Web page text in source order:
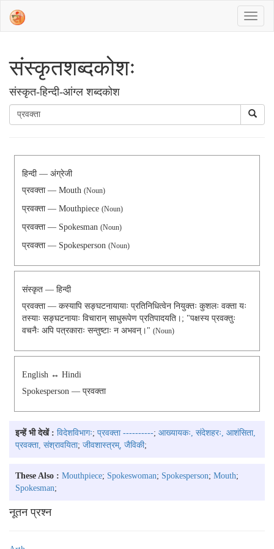
संस्‍कृतशब्‍दकोशः
संस्‍कृत-हिन्दी-आंग्ल शब्दकोश
हिन्दी — अंग्रेजी
प्रवक्ता — Mouth (Noun)
प्रवक्ता — Mouthpiece (Noun)
प्रवक्ता — Spokesman (Noun)
प्रवक्ता — Spokesperson (Noun)
संस्कृत — हिन्दी
प्रवक्ता — कस्यापि सङ्घटनायायाः प्रतिनिधित्वेन नियुक्तः कुशलः वक्ता यः
तस्याः सङ्घटनायाः विचारान् साधुरूपेण प्रतिपादयति।; "पक्षस्य प्रवक्तुः
वचनैः अपि पत्रकाराः सन्तुष्टाः न अभवन्।" (noun)
English ↔ Hindi
Spokesperson — प्रवक्ता
इन्हें भी देखें : विदेशविभागः; प्रवक्ता ----------; आख्यायकः, संदेशहरः, आशंसिता,
प्रवक्ता, संश्रावयिता; जीवशास्त्रम्, जैविकी;
These Also : Mouthpiece; Spokeswoman; Spokesperson; Mouth;
Spokesman;
नूतन प्रश्न